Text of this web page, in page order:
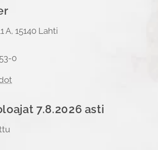
A, 15140 Lahti
0
7.8.2026 asti